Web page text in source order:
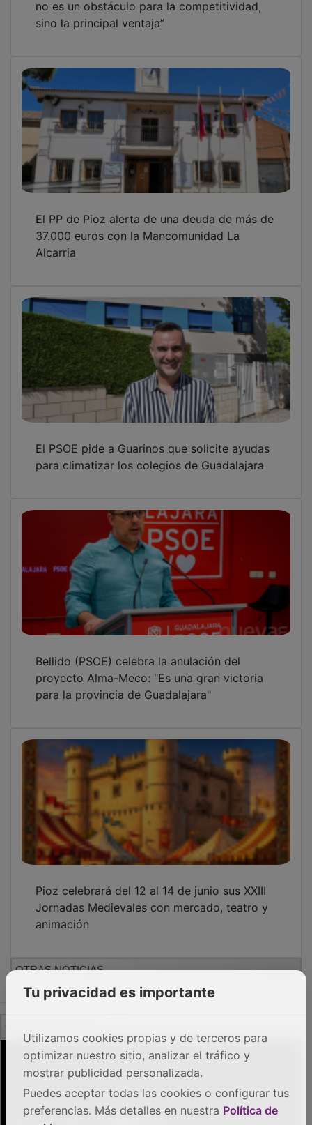
El PSOE pide a Guarinos que solicite ayudas
para climatizar los colegios de Guadalajara
Bellido (PSOE) celebra la anulación del
proyecto Alma-Meco: "Es una gran victoria
para la provincia de Guadalajara"
Pioz celebrará del 12 al 14 de junio sus XXIII
Jornadas Medievales con mercado, teatro y
animación
OTRAS NOTICIAS
PUBLICIDAD
Tu privacidad es importante
Utilizamos cookies propias y de terceros para
optimizar nuestro sitio, analizar el tráfico y
mostrar publicidad personalizada.
Puedes aceptar todas las cookies o configurar tus
preferencias. Más detalles en nuestra Política de